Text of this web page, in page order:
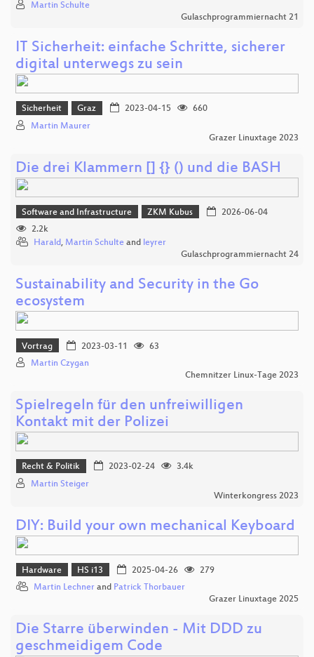
Martin Schulte
Gulaschprogrammiernacht 21
IT Sicherheit: einfache Schritte, sicherer
digital unterwegs zu sein
Sicherheit Graz 2023-04-15
660
Martin Maurer
Grazer Linuxtage 2023
Die drei Klammern [] {} () und die BASH
Software and Infrastructure ZKM Kubus
2026-06-04
2.2k
Harald, Martin Schulte and leyrer
Gulaschprogrammiernacht 24
Sustainability and Security in the Go
ecosystem
Vortrag 2023-03-11
63
Martin Czygan
Chemnitzer Linux-Tage 2023
Spielregeln für den unfreiwilligen
Kontakt mit der Polizei
Recht & Politik 2023-02-24
3.4k
Martin Steiger
Winterkongress 2023
DIY: Build your own mechanical Keyboard
Hardware HS i13 2025-04-26
279
Martin Lechner and Patrick Thorbauer
Grazer Linuxtage 2025
Die Starre überwinden - Mit DDD zu
geschmeidigem Code